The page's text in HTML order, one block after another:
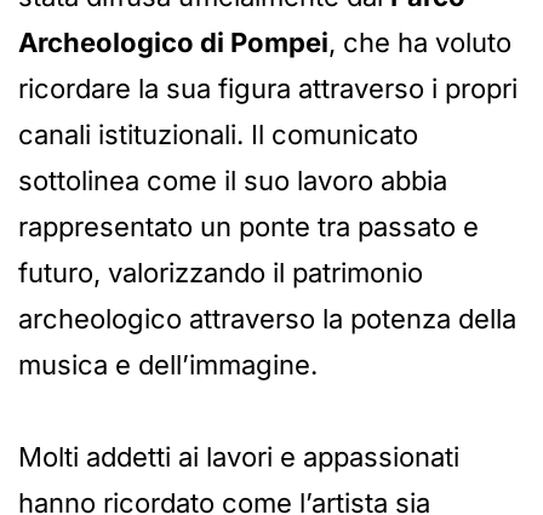
Archeologico di Pompei, che ha voluto
ricordare la sua figura attraverso i propri
canali istituzionali. Il comunicato
sottolinea come il suo lavoro abbia
rappresentato un ponte tra passato e
futuro, valorizzando il patrimonio
archeologico attraverso la potenza della
musica e dell’immagine.
Molti addetti ai lavori e appassionati
hanno ricordato come l’artista sia